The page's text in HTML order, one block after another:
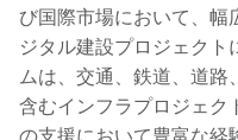
び国際市場において、幅
ジタル建設プロジェク
ムは、交通、鉄道、道
含むインフラプロジェク
の支援において豊富な経